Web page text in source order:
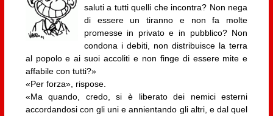
saluti a tutti quelli che incontra? Non nega
di essere un tiranno e non fa molte
promesse in privato e in pubblico? Non
condona i debiti, non distribuisce la terra
al popolo e ai suoi accoliti e non finge di essere mite e
affabile con tutti?»
«Per forza», rispose.
«Ma quando, credo, si è liberato dei nemici esterni
accordandosi con gli uni e annientando gli altri, e dal quel